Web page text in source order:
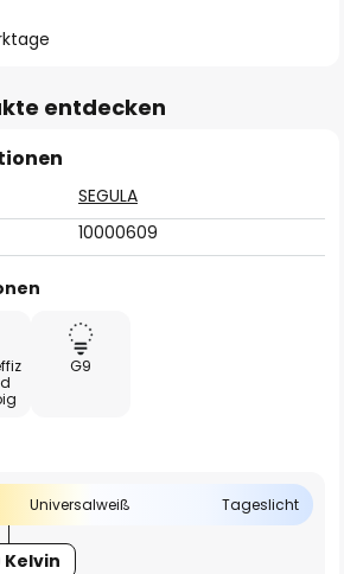
entdecken
SEGULA
10000609
G9
Universalweiß Tageslicht
Kelvin